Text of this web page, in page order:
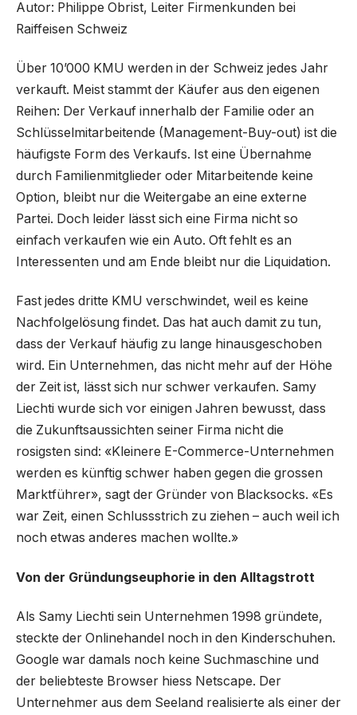
Autor: Philippe Obrist, Leiter Firmenkunden bei
Raiffeisen Schweiz
Über 10’000 KMU werden in der Schweiz jedes Jahr
verkauft. Meist stammt der Käufer aus den eigenen
Reihen: Der Verkauf innerhalb der Familie oder an
Schlüsselmitarbeitende (Management-Buy-out) ist die
häufigste Form des Verkaufs. Ist eine Übernahme
durch Familienmitglieder oder Mitarbeitende keine
Option, bleibt nur die Weitergabe an eine externe
Partei. Doch leider lässt sich eine Firma nicht so
einfach verkaufen wie ein Auto. Oft fehlt es an
Interessenten und am Ende bleibt nur die Liquidation.
Fast jedes dritte KMU verschwindet, weil es keine
Nachfolgelösung findet. Das hat auch damit zu tun,
dass der Verkauf häufig zu lange hinausgeschoben
wird. Ein Unternehmen, das nicht mehr auf der Höhe
der Zeit ist, lässt sich nur schwer verkaufen. Samy
Liechti wurde sich vor einigen Jahren bewusst, dass
die Zukunftsaussichten seiner Firma nicht die
rosigsten sind: «Kleinere E-Commerce-Unternehmen
werden es künftig schwer haben gegen die grossen
Marktführer», sagt der Gründer von Blacksocks. «Es
war Zeit, einen Schlussstrich zu ziehen – auch weil ich
noch etwas anderes machen wollte.»
Von der Gründungseuphorie in den Alltagstrott
Als Samy Liechti sein Unternehmen 1998 gründete,
steckte der Onlinehandel noch in den Kinderschuhen.
Google war damals noch keine Suchmaschine und
der beliebteste Browser hiess Netscape. Der
Unternehmer aus dem Seeland realisierte als einer der